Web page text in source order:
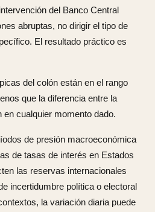
del Banco Central
abruptas, no dirigir el tipo de
El resultado práctico es
del colón están en el rango
que la diferencia entre la
en cualquier momento dado.
de presión macroeconómica
de tasas de interés en Estados
las reservas internacionales
incertidumbre política o electoral
la variación diaria puede